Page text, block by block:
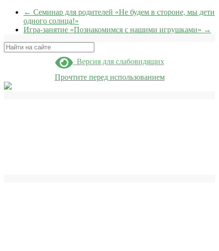
← Семинар для родителей «Не будем в стороне, мы дети
одного солнца!»
Игра-занятие «Познакомимся с нашими игрушками» →
Поиск
Версия для слабовидящих
Прочтите перед использованием